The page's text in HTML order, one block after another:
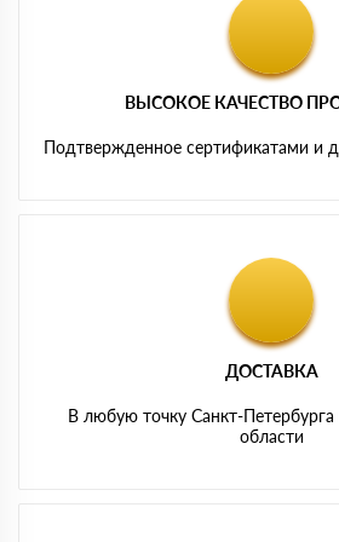
ВЫСОКОЕ КАЧЕСТВО
Подтвержденное сертификатами и
ДОСТАВКА
В любую точку Санкт-
области